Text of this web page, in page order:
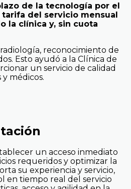
de la tecnología por el
del servicio mensual
la clínica y, sin cuota
reconocimiento de
Esto ayudó a la Clínica de
un servicio de calidad
médicos.
un acceso inmediato
requeridos y optimizar la
su experiencia y servicio,
en tiempo real del servicio